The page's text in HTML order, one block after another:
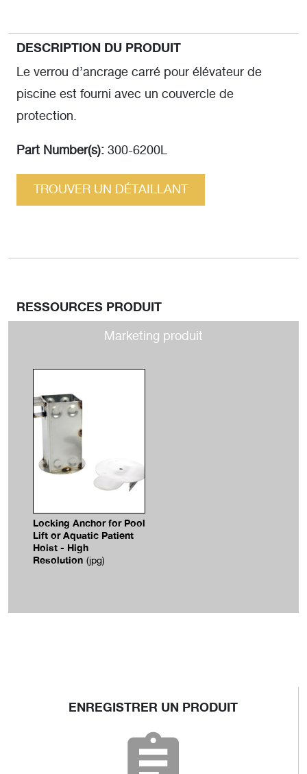
DESCRIPTION DU PRODUIT
Le verrou d’ancrage carré pour élévateur de
piscine est fourni avec un couvercle de
protection.
Part Number(s): 300-6200L
TROUVER UN DÉTAILLANT
RESSOURCES PRODUIT
Marketing produit
Locking Anchor for Pool
Lift or Aquatic Patient
Hoist - High
Resolution (jpg)
ENREGISTRER UN PRODUIT